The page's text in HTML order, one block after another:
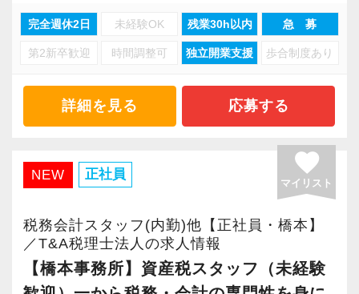
オフィス責任者として心がけているのは、何で
も気軽に話せる雰囲気と一人一人の考え方を尊
重することです。
スタッフの成長にともないお客様からも信頼さ
れ喜んでもらえる、そんな組織にしていきたい
ですね。
“明るくて仲が良い”というのも当社の特徴。
良くも悪くも“おせっかい”な人が多く、お客様の
ために、一緒に働く仲間のために、本気になれ
る熱い人が多いです。
【成長のための5つのこだわりを大事にしていま
仕事をする上では5つのこだわり「クイックレス
ポンス・プラス思考・有言実行・他責禁止・気
配り」を掲げ、一人ひとりが実行しています。
より多くの「ありがとう」と笑顔をいただき続
けるために「情熱家であれ！」がモットーで
す。
【求職者へのメッセージ】
異業種からの転職者が多く、銀行員・営業・保
携わることも可能です。
ぜひ当事務所で一緒にやっていきましょう。
ご応募、心よりお待ちしております！
た雰囲気づくりを心掛けています。
当事務所は、あなたの成長を全力でサポートし
ます。
【質の高いサービスの提供と組織体制強化のた
め、新メンバーを募集します！】
神奈川県を中心に幅広い分野にわたって、質の
高いサービス提供を行っています。
この質の高いサービスにより、クライアントか
らの高い信頼を得ています。
当事務所と一緒にお客様の繁栄と発展のために
知恵を絞り、誠実に取り組んでいただける新メ
ンバーをお迎えし、より一層クライアントから
完全週休2日 未経験OK 残業30h以内 急 募
第2新卒歓迎 時間調整可 独立開業支援 歩合制度あり
詳細を見る 応募する
NEW 正社員 favorite
マイリスト
税務会計スタッフ(内勤)他【正社員・橋本】
／T&A税理士法人の求人情報
【橋本事務所】資産税スタッフ（未経験